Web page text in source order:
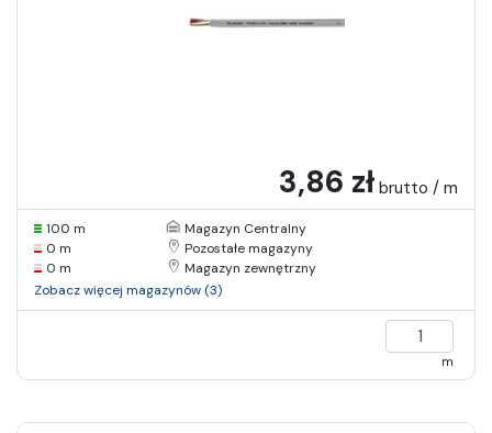
3,86 zł brutto / m
100 m
Magazyn Centralny
0 m
Pozostałe magazyny
0 m
Magazyn zewnętrzny
Zobacz więcej magazynów (3)
m